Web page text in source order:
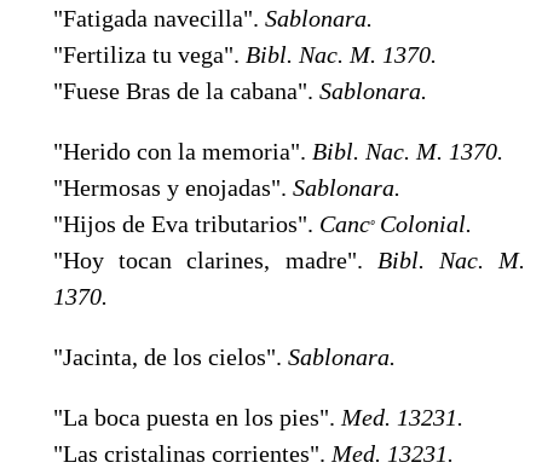
"Fatigada navecilla". Sablonara.
"Fertiliza tu vega". Bibl. Nac. M. 1370.
"Fuese Bras de la cabana". Sablonara.
"Herido con la memoria". Bibl. Nac. M. 1370.
"Hermosas y enojadas". Sablonara.
"Hijos de Eva tributarios". CancºColonial.
"Hoy tocan clarines, madre". Bibl. Nac. M.
1370.
"Jacinta, de los cielos". Sablonara.
"La boca puesta en los pies". Med. 13231.
"Las cristalinas corrientes". Med. 13231.